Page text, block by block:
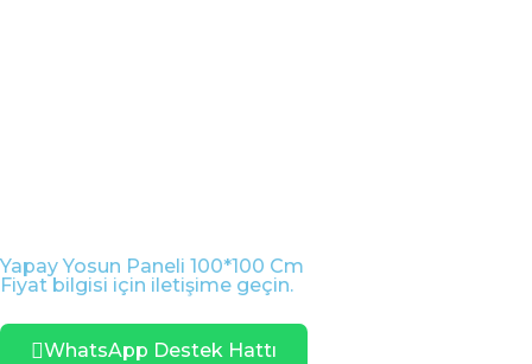
Yapay Yosun Paneli 100*100 Cm
Fiyat bilgisi için iletişime geçin.
WhatsApp Destek Hattı